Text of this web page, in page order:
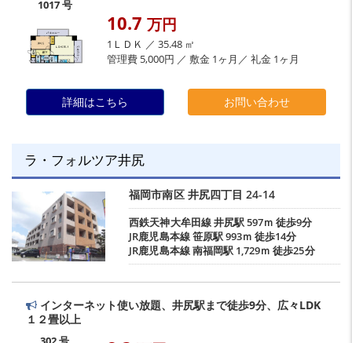
1017 号
10.7 万円
1ＬＤＫ ／ 35.48 ㎡
管理費 5,000円 ／ 敷金 1ヶ月／ 礼金 1ヶ月
詳細はこちら お問い合わせ
ラ・フォルツア井尻
福岡市南区 井尻四丁目 24-14
西鉄天神大牟田線井尻駅597ｍ 徒歩9分
JR鹿児島本線笹原駅993ｍ 徒歩14分
JR鹿児島本線南福岡駅1,729ｍ 徒歩25分
インターネット使い放題、井尻駅まで徒歩9分、広々LDK
１２畳以上